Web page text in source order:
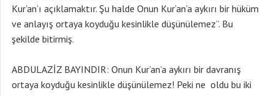
Kur’an’ı açıklamaktır. Şu halde Onun Kur’an’a aykırı bir hüküm
ve anlayış ortaya koyduğu kesinlikle düşünülemez”. Bu
şekilde bitirmiş.
ABDULAZİZ BAYINDIR: Onun Kur’an’a aykırı bir davranış
ortaya koyduğu kesinlikle düşünülemez! Peki ne oldu bu iki